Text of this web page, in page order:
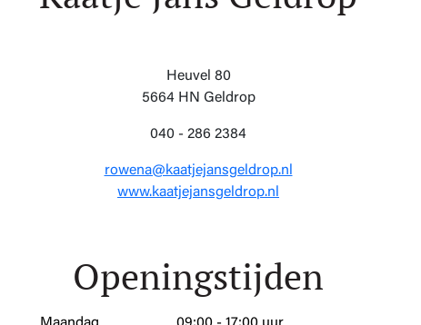
Heuvel 80
5664 HN Geldrop
040 - 286 2384
rowena@kaatjejansgeldrop.nl
www.kaatjejansgeldrop.nl
Openingstijden